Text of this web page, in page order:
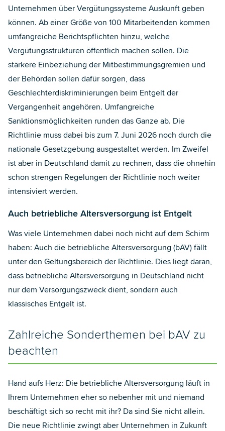
Unternehmen über Vergütungssysteme Auskunft geben
können. Ab einer Größe von 100 Mitarbeitenden kommen
umfangreiche Berichtspflichten hinzu, welche
Vergütungsstrukturen öffentlich machen sollen. Die
stärkere Einbeziehung der Mitbestimmungsgremien und
der Behörden sollen dafür sorgen, dass
Geschlechterdiskriminierungen beim Entgelt der
Vergangenheit angehören. Umfangreiche
Sanktionsmöglichkeiten runden das Ganze ab. Die
Richtlinie muss dabei bis zum 7. Juni 2026 noch durch die
nationale Gesetzgebung ausgestaltet werden. Im Zweifel
ist aber in Deutschland damit zu rechnen, dass die ohnehin
schon strengen Regelungen der Richtlinie noch weiter
intensiviert werden.
Auch betriebliche Altersversorgung ist Entgelt
Was viele Unternehmen dabei noch nicht auf dem Schirm
haben: Auch die betriebliche Altersversorgung (bAV) fällt
unter den Geltungsbereich der Richtlinie. Dies liegt daran,
dass betriebliche Altersversorgung in Deutschland nicht
nur dem Versorgungszweck dient, sondern auch
klassisches Entgelt ist.
Zahlreiche Sonderthemen bei bAV zu
beachten
Hand aufs Herz: Die betriebliche Altersversorgung läuft in
Ihrem Unternehmen eher so nebenher mit und niemand
beschäftigt sich so recht mit ihr? Da sind Sie nicht allein.
Die neue Richtlinie zwingt aber Unternehmen in Zukunft